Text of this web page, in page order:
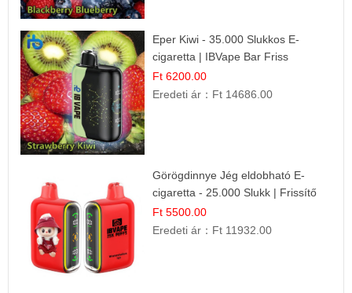
Eper Kiwi - 35.000 Slukkos E-
cigaretta | IBVape Bar Friss
Gyümölcs Ízek
Ft 6200.00
Eredeti ár： Ft 14686.00
Görögdinnye Jég eldobható E-
cigaretta - 25.000 Slukk | Frissítő
Nyári Íz
Ft 5500.00
Eredeti ár： Ft 11932.00